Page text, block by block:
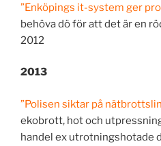
”Enköpings it-system ger
behöva dö för att det är en
2012
2013
”Polisen siktar på
ekobrott, hot och
handel ex utrotningshotade